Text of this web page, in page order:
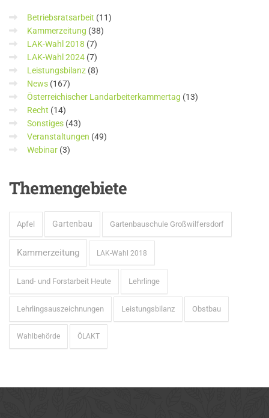
Betriebsratsarbeit (11)
Kammerzeitung (38)
LAK-Wahl 2018 (7)
LAK-Wahl 2024 (7)
Leistungsbilanz (8)
News (167)
Österreichischer Landarbeiterkammertag (13)
Recht (14)
Sonstiges (43)
Veranstaltungen (49)
Webinar (3)
Themengebiete
Apfel Gartenbau Gartenbauschule Großwilfersdorf
Kammerzeitung LAK-Wahl 2018
Land- und Forstarbeit Heute Lehrlinge
Lehrlingsauszeichnungen Leistungsbilanz Obstbau
Wahlbehörde ÖLAKT